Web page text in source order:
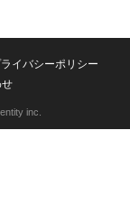
イバシーポリシー
せ
inc.